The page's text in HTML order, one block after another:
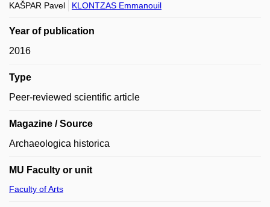
KAŠPAR Pavel
KLONTZAS Emmanouil
Year of publication
2016
Type
Peer-reviewed scientific article
Magazine / Source
Archaeologica historica
MU Faculty or unit
Faculty of Arts